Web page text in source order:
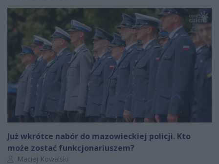
Już wkrótce nabór do mazowieckiej policji. Kto
może zostać funkcjonariuszem?
Autor artykułu:
Maciej Kowalski